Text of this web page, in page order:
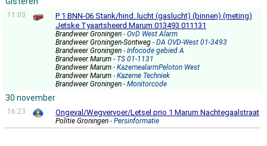
11:03
P 1 BNN-06 Stank/hind. lucht (gaslucht) (binnen) (meting)
Jetske Tyaartsheerd Marum 013493 011131
Brandweer Groningen - OvD West Alarm
Brandweer Groningen-Sontweg - DA OVD-West 01-3493
Brandweer Groningen - Infocode gebied A
Brandweer Marum - TS 01-1131
Brandweer Marum - KazernealarmPeloton West
Brandweer Marum - Kazerne Techniek
Brandweer Groningen - Monitorcode
30 november
16:23 Ongeval/Wegvervoer/Letsel prio 1 Marum Nachtegaalstraat
Politie Groningen - Persinformatie